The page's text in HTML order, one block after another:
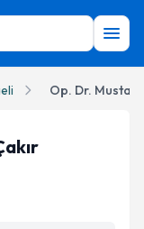
Op. Dr.